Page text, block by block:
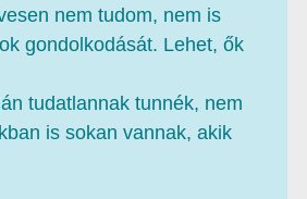
nem tudom, nem is
gondolkodását. Lehet, ők
tudatlannak tunnék, nem
is sokan vannak, akik